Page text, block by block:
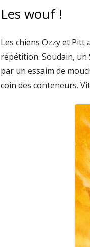
Les wouf !
Les chiens Ozzy et
répétition. Soudain, un
par un essaim de
coin des conteneurs.